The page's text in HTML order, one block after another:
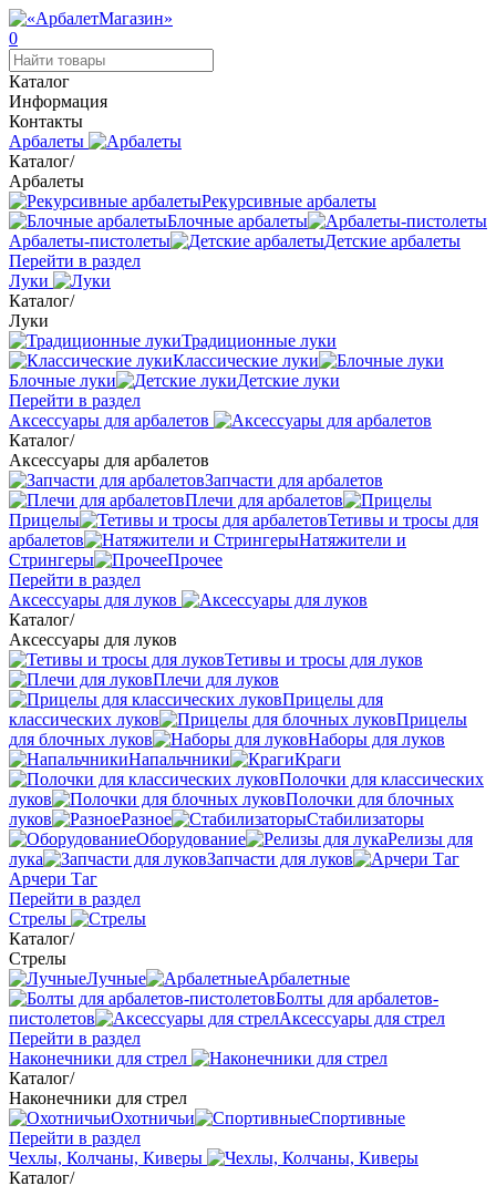
0
Каталог
Информация
Контакты
Арбалеты
Каталог/
Арбалеты
Рекурсивные арбалеты
Блочные арбалеты
Арбалеты-пистолеты
Детские арбалеты
Перейти в раздел
Луки
Каталог/
Луки
Традиционные луки
Классические луки
Блочные луки
Детские луки
Перейти в раздел
Аксессуары для арбалетов
Каталог/
Аксессуары для арбалетов
Запчасти для арбалетов
Плечи для арбалетов
Прицелы
Тетивы и тросы для
арбалетов
Натяжители и
Стрингеры
Прочее
Перейти в раздел
Аксессуары для луков
Каталог/
Аксессуары для луков
Тетивы и тросы для луков
Плечи для луков
Прицелы для
классических луков
Прицелы
для блочных луков
Наборы для луков
Напальчники
Краги
Полочки для классических
луков
Полочки для блочных
луков
Разное
Стабилизаторы
Оборудование
Релизы для
лука
Запчасти для луков
Арчери Таг
Перейти в раздел
Стрелы
Каталог/
Стрелы
Лучные
Арбалетные
Болты для арбалетов-
пистолетов
Аксессуары для стрел
Перейти в раздел
Наконечники для стрел
Каталог/
Наконечники для стрел
Охотничьи
Спортивные
Перейти в раздел
Чехлы, Колчаны, Киверы
Каталог/